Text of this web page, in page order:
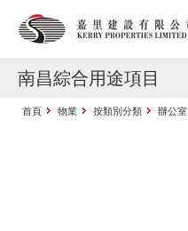
南昌綜合用途項目
首頁 物業 按類別分類 辦公室